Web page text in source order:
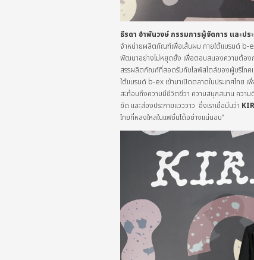
ธีรดา อำพันวงษ์ กรรมการผู้จัดการ และปร
จำหน่ายผลิตภัณฑ์เพื่อเส้นผม ภายใต้แบรนด์ b-
พัฒนาอย่างไม่หยุดยั้ง เพื่อตอบสนองความต้องก
สรรผลิตภัณฑ์ที่สอดรับกับไลฟ์สไตล์ของผู้บริโภคแ
ใต้แบรนด์ b-ex เข้ามาเปิดตลาดในประเทศไทย
สะท้อนถึงความมีชีวิตชีวา ความสนุกสนาน ความ
ชัด และส่องประกายแวววาว ซึ่งเราเชื่อมั่นว่า
ไทยที่หลงใหลในแฟชั่นได้อย่างแน่นอน”